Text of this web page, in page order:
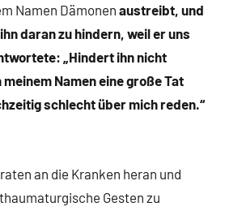
Namen Dämonen austreibt, und
daran zu hindern, weil er uns
„Hindert ihn nicht
Namen eine große Tat
schlecht über mich reden.“
an die Kranken heran und
Gesten zu